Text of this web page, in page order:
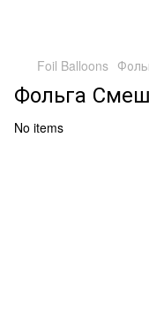
Foil Balloons
Фольга
No items